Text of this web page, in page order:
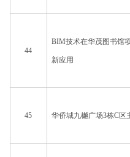
44
BIM技术在华茂图书馆
新应用
45 华侨城九樾广场3栋C区